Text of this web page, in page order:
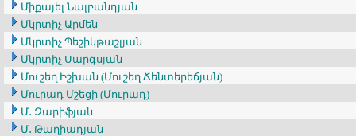
Միքայել Նալբանդյան
Մկրտիչ Արմեն
Մկրտիչ Պեշիկթաշլյան
Մկրտիչ Սարգսյան
Մուշեղ Իշխան (Մուշեղ Ճենտերեճյան)
Մուրադ Մշեցի (Մուրադ)
Մ․ Զարիֆյան
Մ․ Թաղիադյան